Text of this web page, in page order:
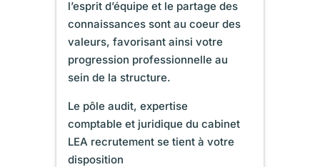
l’esprit d’équipe et le partage des
connaissances sont au coeur des
valeurs, favorisant ainsi votre
progression professionnelle au
sein de la structure.
Le pôle audit, expertise
comptable et juridique du cabinet
LEA recrutement se tient à votre
disposition